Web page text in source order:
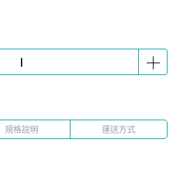
規格說明 運送方式